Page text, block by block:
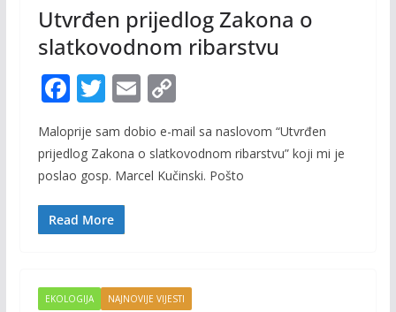
Utvrđen prijedlog Zakona o
slatkovodnom ribarstvu
F
e
b
o
o
T
itt
er
E
m
ai
l
C
p
y
Maloprije sam dobio e-mail sa naslovom “Utvrđen
prijedlog Zakona o slatkovodnom ribarstvu” koji mi je
poslao gosp. Marcel Kučinski. Pošto
Read More
EKOLOGIJA NAJNOVIJE VIJESTI